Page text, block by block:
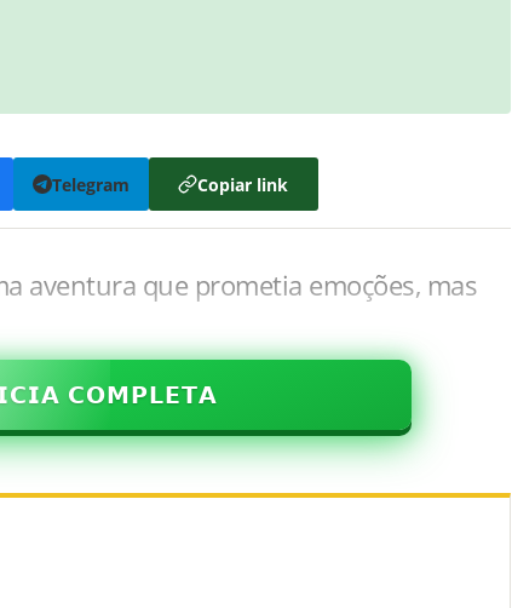
Telegram Copiar link
aventura que prometia emoções, mas
𝗖𝗢𝗠𝗣𝗟𝗘𝗧𝗔